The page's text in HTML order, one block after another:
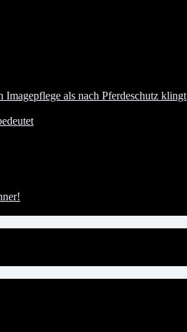
als nach Pferdeschutz klingt